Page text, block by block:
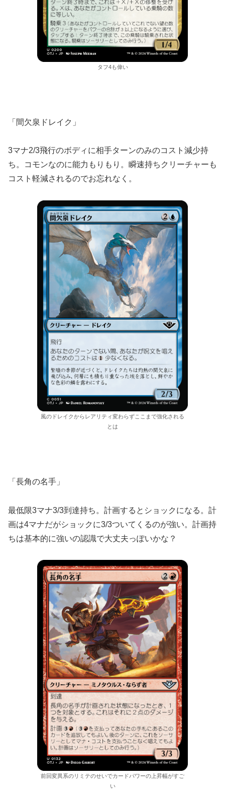
タフ4も偉い
「間欠泉ドレイク」
3マナ2/3飛行のボディに相手ターンのみのコスト減少持
ち。コモンなのに能力もりもり。瞬速持ちクリーチャーも
コスト軽減されるのでお忘れなく。
風のドレイクからレアリティ変わらずここまで強化される
とは
「長角の名手」
最低限3マナ3/3到達持ち。計画するとショックになる。計
画は4マナだがショックに3/3ついてくるのが強い。計画持
ちは基本的に強いの認識で大丈夫っぽいかな？
前回変異系のリミテのせいでカードパワーの上昇幅がすご
い